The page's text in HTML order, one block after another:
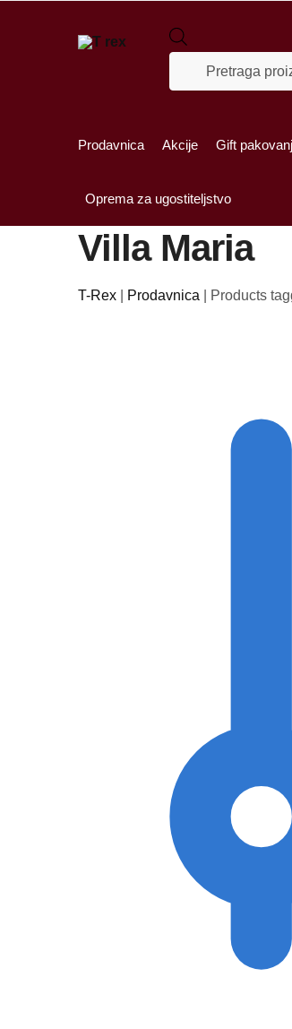
Prodavnica Akcije Gift
Oprema za ugostiteljstvo
Villa Maria
T-Rex Prodavnica Products